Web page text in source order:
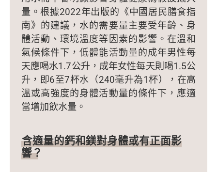
量。根據2022年出版的《中國居民膳食指
南》的建議，水的需要量主要受年齡、身
體活動、環境溫度等因素的影響。在溫和
氣候條件下，低體能活動量的成年男性每
天應喝水1.7公升，成年女性每天則喝1.5公
升，即6至7杯水（240毫升為1杯），在高
溫或高強度的身體活動量的條件下，應適
當增加飲水量。
含適量的鈣和鎂對身體或有正面影
響？